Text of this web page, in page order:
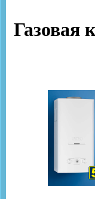
Газовая